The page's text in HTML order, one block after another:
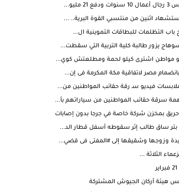
مليو...
اثنين من منتسبي القوة البرية.. ...
التظلمات للبطاقات التموينية ال...
يزور طالبة كلية التربية التي سقطت...
لو مواطن اشترى كيلو لحمة ومطلعتش كوي...
مصر لاتفاقية مكة المكرمة فى إن...
فيديو سـ رقة حقائب المواطنين من...
سرقة حقائب المواطنين من سياراتهم بأ...
بمخزن شركة خاصة في جرجا بدون إصابات
بتر ساق طالب إثر سقوطه أسفل قطار الد...
وزوجها وشقيقها إلى #المفتى فى قضي...
الثلاثة ...
هيئة أركان الجيوش المشتركة